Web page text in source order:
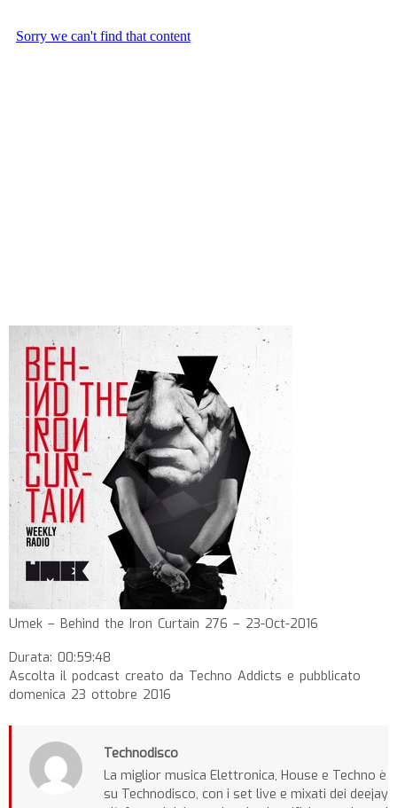
Umek – Behind the Iron Curtain 276 – 23-Oct-2016
Durata: 00:59:48
Ascolta il podcast creato da Techno Addicts e pubblicato
domenica 23 ottobre 2016
Technodisco
La miglior musica Elettronica, House e Techno è
su Technodisco, con i set live e mixati dei deejay